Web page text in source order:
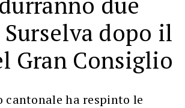
dopo il
Gran Consiglio
cantonale ha respinto le